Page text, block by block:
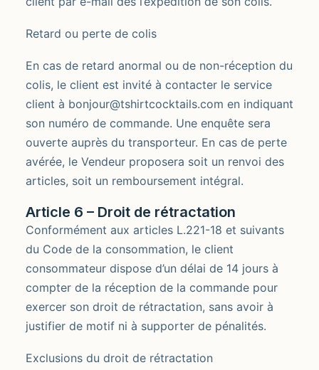
Retard ou perte de colis
En cas de retard anormal ou de non-réception du
colis, le client est invité à contacter le service
client à bonjour@tshirtcocktails.com en indiquant
son numéro de commande. Une enquête sera
ouverte auprès du transporteur. En cas de perte
avérée, le Vendeur proposera soit un renvoi des
articles, soit un remboursement intégral.
Article 6 – Droit de rétractation
Conformément aux articles L.221-18 et suivants
du Code de la consommation, le client
consommateur dispose d’un délai de 14 jours à
compter de la réception de la commande pour
exercer son droit de rétractation, sans avoir à
justifier de motif ni à supporter de pénalités.
Exclusions du droit de rétractation